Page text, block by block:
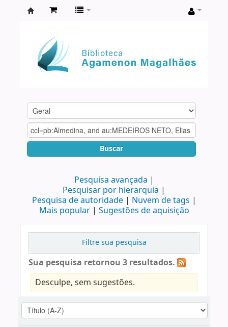
Agamenon
Magalhães
Buscar
Pesquisa avançada
Pesquisar por hierarquia
Pesquisa de autoridade
Nuvem de tags
Mais popular
Sugestões de aquisição
Filtre sua pesquisa
Sua pesquisa retornou 3 resultados.
Desculpe, sem sugestões.